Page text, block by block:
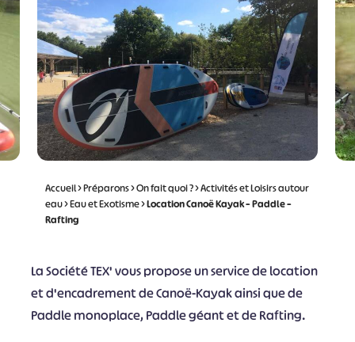
Accueil>Préparons>On fait quoi ?>Activités et Loisirs autour
eau>Eau et Exotisme>Location Canoë Kayak – Paddle –
Rafting
La Société TEX' vous propose un service de location
et d'encadrement de Canoë-Kayak ainsi que de
Paddle monoplace, Paddle géant et de Rafting.